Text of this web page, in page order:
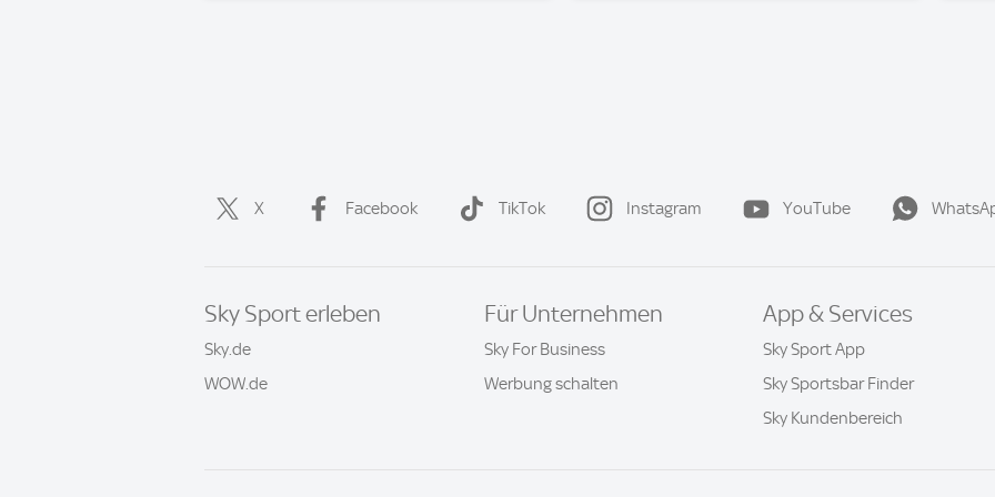
X Facebook TikTok Instagram YouTube
Sky Sport erleben
Sky.de
WOW.de
Für Unternehmen
Sky For Business
Werbung schalten
App & Services
Sky Sport App
Sky Sportsbar Finder
Sky Kundenbereich